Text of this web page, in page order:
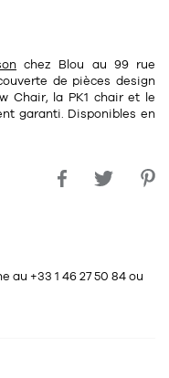
chez Blou au 99 rue
de pièces design
Chair, la PK1 chairet le
garanti. Disponibles en
au +33 1 46 27 50 84ou